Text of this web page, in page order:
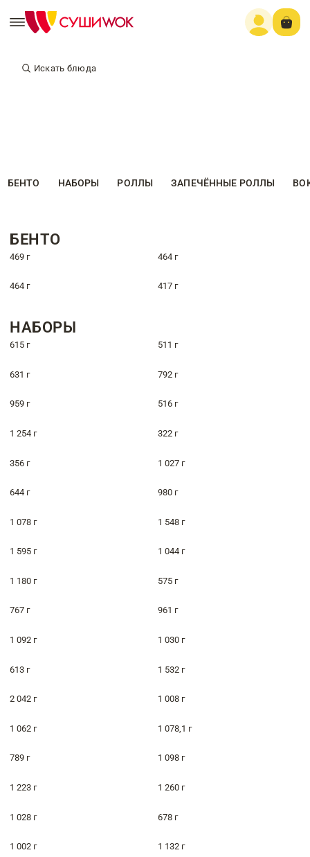
Искать блюда
БЕНТО НАБОРЫ РОЛЛЫ ЗАПЕЧЁННЫЕ РОЛЛЫ
БЕНТО
469 г 464 г
464 г 417 г
НАБОРЫ
615 г 511 г
631 г 792 г
959 г 516 г
1 254 г 322 г
356 г 1 027 г
644 г 980 г
1 078 г 1 548 г
1 595 г 1 044 г
1 180 г 575 г
767 г 961 г
1 092 г 1 030 г
613 г 1 532 г
2 042 г 1 008 г
1 062 г 1 078,1 г
789 г 1 098 г
1 223 г 1 260 г
1 028 г 678 г
1 002 г 1 132 г